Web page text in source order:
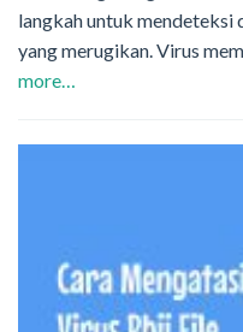
langkah untuk mendeteksi
yang merugikan. Virus
more…